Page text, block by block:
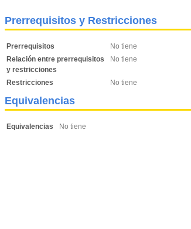
Prerrequisitos y Restricciones
Prerrequisitos
No tiene
Relación entre prerrequisitos
y restricciones
No tiene
Restricciones No tiene
Equivalencias
Equivalencias No tiene